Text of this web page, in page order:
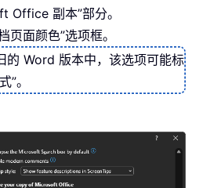
Office 副本”部分。
页面颜色”选项框。
的 Word 版本中，该选项可能标
”。